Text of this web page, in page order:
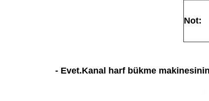
Not:
- Evet.Kanal harf bükme makinesinin